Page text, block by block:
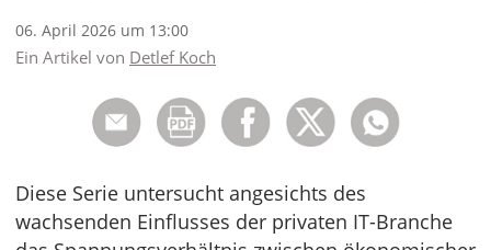
06. April 2026 um 13:00
Ein Artikel von Detlef Koch
Diese Serie untersucht angesichts des
wachsenden Einflusses der privaten IT-Branche